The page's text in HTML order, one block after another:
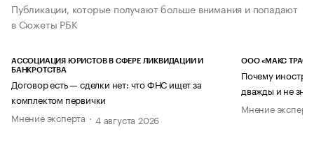
Публикации, которые получают больше внимания и попадают
в Сюжеты РБК
АССОЦИАЦИЯ ЮРИСТОВ В СФЕРЕ ЛИКВИДАЦИИ И
БАНКРОТСТВА
Договор есть — сделки нет: что ФНС ищет за
комплектом первички
Мнение эксперта
4 августа 2026
ООО «МАКС ТРАСТ»
Почему
дважды и не
Мнение